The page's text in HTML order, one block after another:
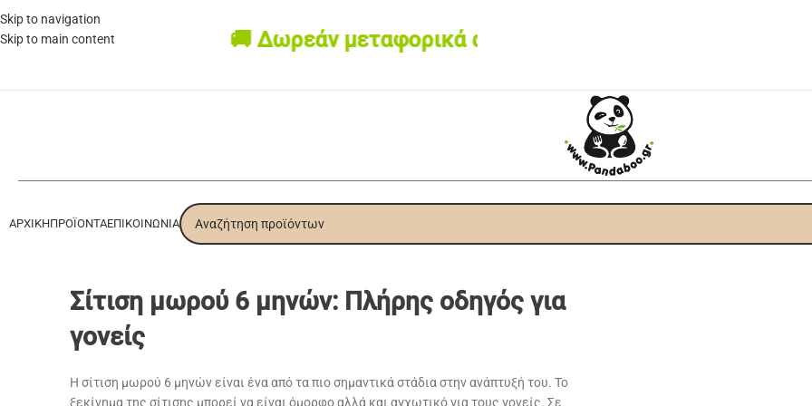
Skip to navigation
Skip to main content
🚚 Δωρεάν μεταφορικά από 60€ • Box now με 2€
ΑΡΧΙΚΉΠΡΟΪΌΝΤΑΕΠΙΚΟΙΝΩΝΊΑ
Σίτιση μωρού 6 μηνών: Πλήρης οδηγός για
γονείς
Η σίτιση μωρού 6 μηνών είναι ένα από τα πιο σημαντικά στάδια στην ανάπτυξή του. Το
ξεκίνημα της σίτισης μπορεί να είναι όμορφο αλλά και αγχωτικό για τους γονείς. Σε